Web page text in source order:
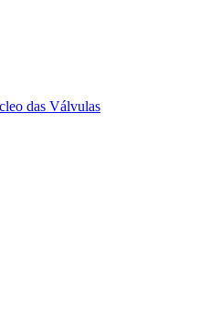
das Válvulas